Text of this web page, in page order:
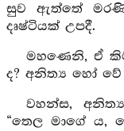
සුව ඇත්තේ
දෘෂ්ටියක් උපදී.
මහණෙනි, ඒ
ද? අනිත්‍ය හෝ වේ
වහන්ස,
“තෙල මාගේ ය,